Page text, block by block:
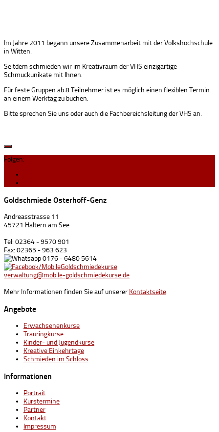
Im Jahre 2011 begann unsere Zusammenarbeit mit der Volkshochschule
in Witten.
Seitdem schmieden wir im Kreativraum der VHS einzigartige
Schmuckunikate mit Ihnen.
Für feste Gruppen ab 8 Teilnehmer ist es möglich einen flexiblen Termin
an einem Werktag zu buchen.
Bitte sprechen Sie uns oder auch die Fachbereichsleitung der VHS an.
Folgen:
Goldschmiede Osterhoff-Genz
Andreasstrasse 11
45721 Haltern am See
Tel: 02364 - 9570 901
Fax: 02365 - 963 623
0176 - 6480 5614
/MobileGoldschmiedekurse
verwaltung@mobile-goldschmiedekurse.de
Mehr Informationen finden Sie auf unserer Kontaktseite.
Angebote
Erwachsenenkurse
Trauringkurse
Kinder- und Jugendkurse
Kreative Einkehrtage
Schmieden im Schloss
Informationen
Portrait
Kurstermine
Partner
Kontakt
Impressum